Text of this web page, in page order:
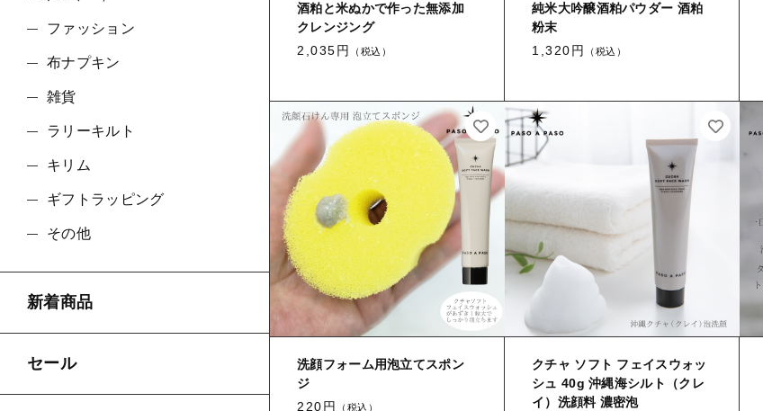
酒粕と米ぬかで作った無添加
クレンジング
2,035円
（税込）
純米大吟醸酒粕パウダー 酒粕
粉末
1,320円
（税込）
洗顔フォーム用泡立てスポン
ジ
220円
（税込）
クチャ ソフト フェイスウォッ
シュ 40g 沖縄海シルト（クレ
イ）洗顔料 濃密泡
ファッション
布ナプキン
雑貨
ラリーキルト
キリム
ギフトラッピング
その他
新着商品
セール